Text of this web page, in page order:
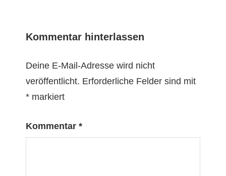
Kommentar hinterlassen
Deine E-Mail-Adresse wird nicht
veröffentlicht. Erforderliche Felder sind mit
* markiert
Kommentar *